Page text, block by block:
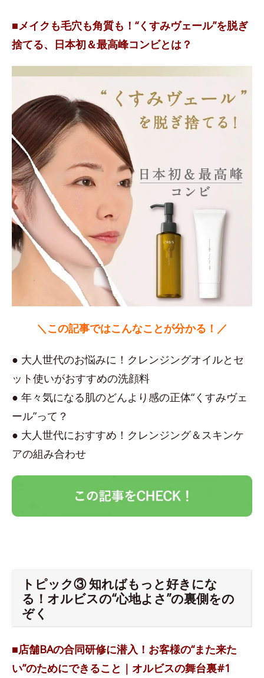
■メイクも毛穴も角質も！“くすみヴェール”を脱ぎ
捨てる、日本初＆最高峰コンビとは？
＼この記事ではこんなことが分かる！／
● 大人世代のお悩みに！クレンジングオイルとセ
ット使いがおすすめの洗顔料
● 年々気になる肌のどんより感の正体“くすみヴェ
ール”って？
● 大人世代におすすめ！クレンジング＆スキンケ
アの組み合わせ
トピック③ 知ればもっと好きにな
る！オルビスの“心地よさ”の裏側をの
ぞく
■店舗BAの合同研修に潜入！お客様の“また来た
い”のためにできること｜オルビスの舞台裏#1